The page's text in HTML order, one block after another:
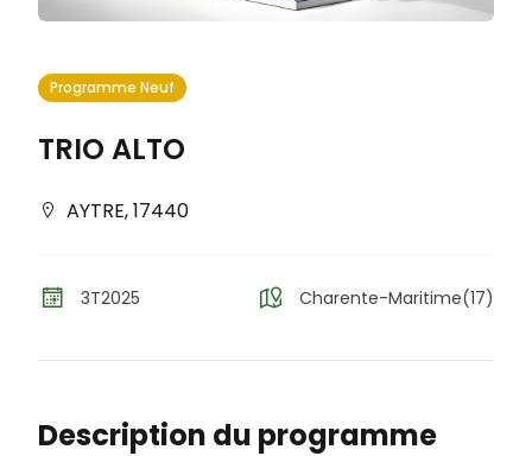
Programme Neuf
TRIO ALTO
AYTRE,17440
3T2025 Charente-Maritime(17)
Description du programme